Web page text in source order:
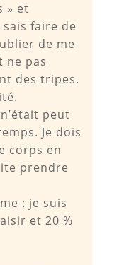
» et
faire de
de me
ne pas
des tripes.
peut
Je dois
corps en
prendre
: je suis
et 20 %